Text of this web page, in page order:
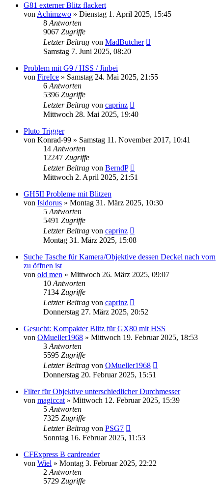
G81 externer Blitz flackert
von Achimzwo » Dienstag 1. April 2025, 15:45
8 Antworten
9067 Zugriffe
Letzter Beitrag von MadButcher
Samstag 7. Juni 2025, 08:20
Problem mit G9 / HSS / Jinbei
von FireIce » Samstag 24. Mai 2025, 21:55
6 Antworten
5396 Zugriffe
Letzter Beitrag von caprinz
Mittwoch 28. Mai 2025, 19:40
Pluto Trigger
von Konrad-99 » Samstag 11. November 2017, 10:41
14 Antworten
12247 Zugriffe
Letzter Beitrag von BerndP
Mittwoch 2. April 2025, 21:51
GH5II Probleme mit Blitzen
von Isidorus » Montag 31. März 2025, 10:30
5 Antworten
5491 Zugriffe
Letzter Beitrag von caprinz
Montag 31. März 2025, 15:08
Suche Tasche für Kamera/Objektive dessen Deckel nach vorn
zu öffnen ist
von old men » Mittwoch 26. März 2025, 09:07
10 Antworten
7134 Zugriffe
Letzter Beitrag von caprinz
Donnerstag 27. März 2025, 20:52
Gesucht: Kompakter Blitz für GX80 mit HSS
von OMueller1968 » Mittwoch 19. Februar 2025, 18:53
3 Antworten
5595 Zugriffe
Letzter Beitrag von OMueller1968
Donnerstag 20. Februar 2025, 15:51
Filter für Objektive unterschiedlicher Durchmesser
von magiccat » Mittwoch 12. Februar 2025, 15:39
5 Antworten
7325 Zugriffe
Letzter Beitrag von PSG7
Sonntag 16. Februar 2025, 11:53
CFExpress B cardreader
von Wiel » Montag 3. Februar 2025, 22:22
2 Antworten
5729 Zugriffe